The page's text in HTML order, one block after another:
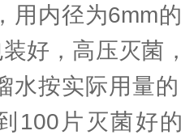
用内径为6mm
好，高压灭菌
水按实际用量
100片灭菌好